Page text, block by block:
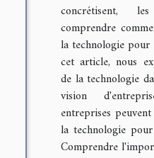
concrétisent,
comprendre
la technologie
cet article, nous
de la technologie
vision
entreprises
la technologie
Comprendre